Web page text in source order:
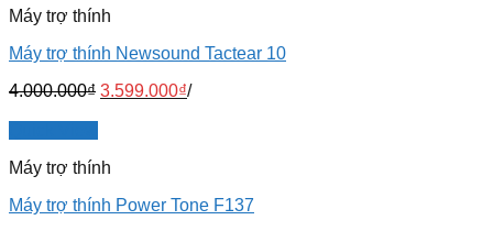
Máy trợ thính
Máy trợ thính Newsound Tactear 10
4.000.000₫ 3.599.000₫/
Máy trợ thính
Máy trợ thính Power Tone F137